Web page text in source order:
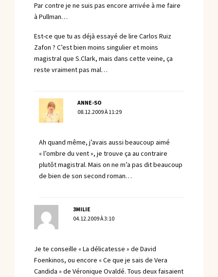
Par contre je ne suis pas encore arrivée à me faire
à Pullman…
Est-ce que tu as déjà essayé de lire Carlos Ruiz
Zafon ? C’est bien moins singulier et moins
magistral que S.Clark, mais dans cette veine, ça
reste vraiment pas mal…
ANNE-SO
08.12.2009 À 11:29
Ah quand même, j’avais aussi beaucoup aimé
« l’ombre du vent », je trouve ça au contraire
plutôt magistral. Mais on ne m’a pas dit beaucoup
de bien de son second roman…
3MILIE
04.12.2009 À 3:10
Je te conseille « La délicatesse » de David
Foenkinos, ou encore « Ce que je sais de Vera
Candida » de Véronique Ovaldé. Tous deux faisaient